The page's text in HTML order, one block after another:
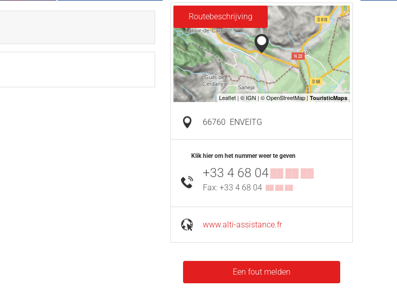
Routebeschrijving
66760 ENVEITG
Klik hier om het nummer weer te geven
+33 4 68 04▒▒ ▒▒ ▒▒
Fax: +33 4 68 04 ▒▒ ▒▒ ▒▒
www.alti-assistance.fr
Een fout melden